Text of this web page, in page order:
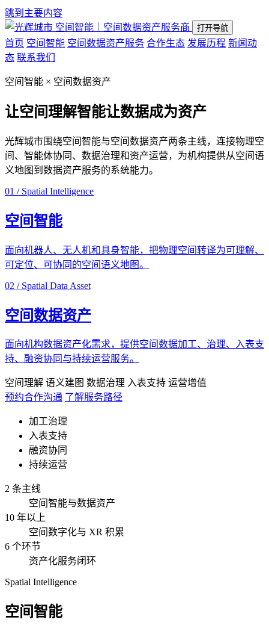
跳到主要内容
空间智能｜空间数据资产服务商
打开导航
首页 空间智能 空间数据资产服务 合作生态 发展历程 新闻动
态 联系我们
空间智能 × 空间数据资产
让空间理解智能让数据成为资产
光辉城市围绕空间智能与空间数据资产两条主线，连接物理空
间、智能体协同、数据治理和资产运营，为机构提供从空间语
义地图到数据资产服务的系统能力。
01 / Spatial Intelligence
空间智能
面向机器人、无人机和具身智能，把物理空间转译为可理解、
可定位、可协同的空间语义地图。
02 / Spatial Data Asset
空间数据资产
面向机构数据资产化需求，提供空间数据加工、治理、入表支
持、融资协同与持续运营服务。
空间理解 语义建图 数据治理 入表支持 运营增值
预约合作沟通 了解服务路径
加工治理
入表支持
融资协同
持续运营
2 条主线
空间智能与数据资产
10 年以上
空间数字化与 XR 积累
6 个环节
资产化服务闭环
Spatial Intelligence
空间智能